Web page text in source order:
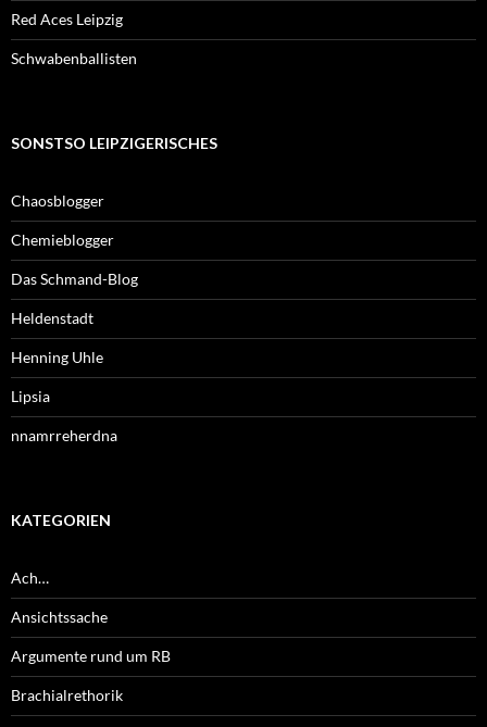
Red Aces Leipzig
Schwabenballisten
SONSTSO LEIPZIGERISCHES
Chaosblogger
Chemieblogger
Das Schmand-Blog
Heldenstadt
Henning Uhle
Lipsia
nnamrreherdna
KATEGORIEN
Ach…
Ansichtssache
Argumente rund um RB
Brachialrethorik